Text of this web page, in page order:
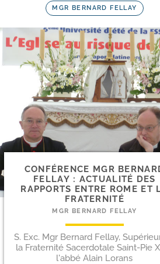
MGR BERNARD FELLAY
CONFÉRENCE MGR
FELLAY : ACTUALITÉ DES
RAPPORTS ENTRE ROME ET
FRATERNITÉ
MGR BERNARD FELLAY
S. Exc. Mgr Bernard Fellay,
la Fraternité Sacerdotale Saint-Pie
l'abbé Alain Lorans